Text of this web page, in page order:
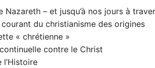
– et jusqu’à nos jours à
du christianisme des origines
« chrétienne »
contre le Christ